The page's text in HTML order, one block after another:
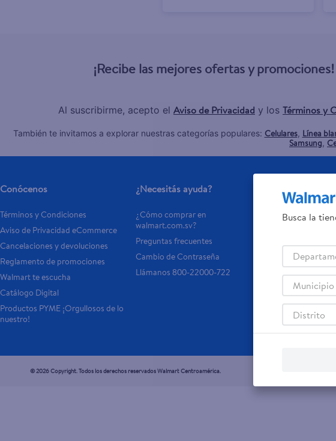
¡Recibe las mejores ofertas y promociones!
Al suscribirme, acepto el Aviso de Privacidad y los Términos y
También te invitamos a explorar nuestras categorías populares: Celulares, Línea
Samsung,
Conócenos
Términos y Condiciones
Aviso de Privacidad eCommerce
Cancelaciones y devoluciones
Reglamento de promociones
Walmart te escucha
Catálogo Digital
Productos PYME ¡Orgullosos de lo
nuestro!
¿Necesitás ayuda?
¿Cómo comprar en
walmart.com.sv?
Preguntas frecuentes
Cambio de Contraseña
Llámanos 800-22000-722
Servicios
Tarjeta de regalo
- Remesas
- Pagos de
© 2026 Copyright. Todos los derechos reservados Walmart Centroamérica.
Busca la
Municipio
Distrito